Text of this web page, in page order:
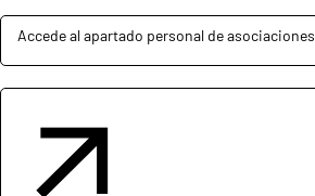
Accede al apartado personal de asociaciones